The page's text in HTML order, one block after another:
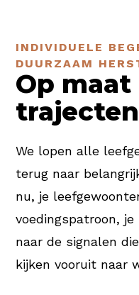
INDIVIDUELE
DUURZAAM
Op
trajecten
We lopen alle
terug naar
nu, je
voedingspatroon,
naar de signalen
kijken vooruit naar